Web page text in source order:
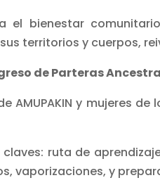
el bienestar
territorios y cuerpos,
de Parteras
AMUPAKIN y mujeres
ruta de
vaporizaciones, y